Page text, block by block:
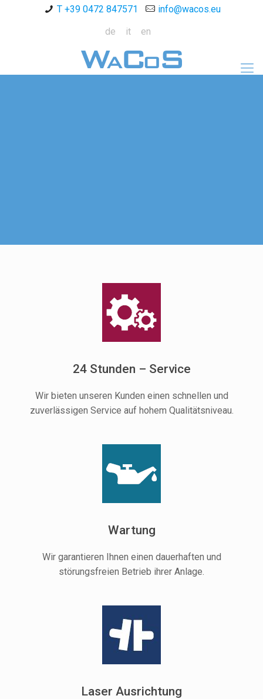
T +39 0472 847571
info@wacos.eu
de
it en
24 Stunden – Service
Wir bieten unseren Kunden einen schnellen und
zuverlässigen Service auf hohem Qualitätsniveau.
Wartung
Wir garantieren Ihnen einen dauerhaften und
störungsfreien Betrieb ihrer Anlage.
Laser Ausrichtung